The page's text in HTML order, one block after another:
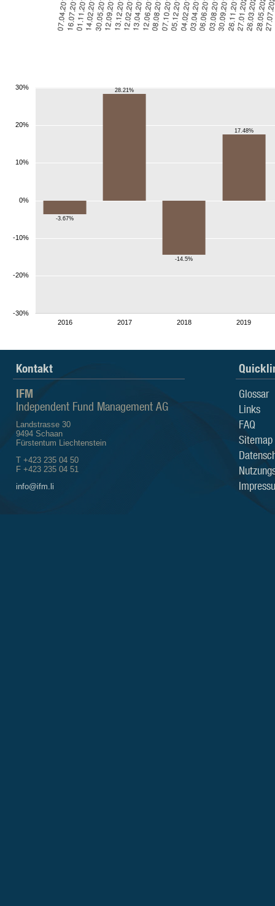
Kontakt
IFM
Independent Fund Management AG
Landstrasse 30
9494 Schaan
Fürstentum Liechtenstein
T +423 235 04 50
F +423 235 04 51
info@ifm.li
Glossar
Links
FAQ
Sitemap